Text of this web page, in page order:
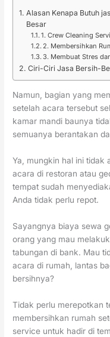
Alasan Kenapa Butuh
Besar
1. Crew Cleaning
2. Membersihkan
3. Membuat Stres
Ciri-Ciri Jasa Bersih-
Namun, bagian yang
setelah acara tersebut
kamar mandi baunya
semuanya berantakan
Ya, mungkin hal ini tidak
acara di restoran atau
tempat sudah
Anda tidak perlu repot.
Sayangnya biaya sewa
orang yang mau
tabungan di bank. Mau
acara di rumah, lantas
bersihnya?
Tidak perlu merepotkan
membersihkan rumah
service untuk hadir di